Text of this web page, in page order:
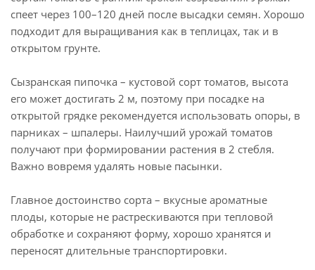
спеет через 100–120 дней после высадки семян. Хорошо
подходит для выращивания как в теплицах, так и в
открытом грунте.
Сызранская пипочка – кустовой сорт томатов, высота
его может достигать 2 м, поэтому при посадке на
открытой грядке рекомендуется использовать опоры, в
парниках – шпалеры. Наилучший урожай томатов
получают при формировании растения в 2 стебля.
Важно вовремя удалять новые пасынки.
Главное достоинство сорта – вкусные ароматные
плоды, которые не растрескиваются при тепловой
обработке и сохраняют форму, хорошо хранятся и
переносят длительные транспортировки.